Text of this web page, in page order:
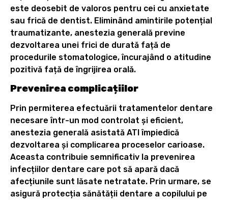
este deosebit de valoros pentru cei cu anxietate
sau frică de dentist. Eliminând amintirile potențial
traumatizante, anestezia generală previne
dezvoltarea unei frici de durată față de
procedurile stomatologice, încurajând o atitudine
pozitivă față de îngrijirea orală.
Prevenirea complicațiilor
Prin permiterea efectuării tratamentelor dentare
necesare într-un mod controlat și eficient,
anestezia generală asistată ATI împiedică
dezvoltarea și complicarea proceselor carioase.
Aceasta contribuie semnificativ la prevenirea
infecțiilor dentare care pot să apară dacă
afecțiunile sunt lăsate netratate. Prin urmare, se
asigură protecția sănătății dentare a copilului pe